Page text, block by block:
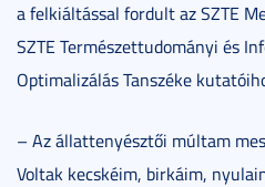
a felkiáltással fordult az SZTE
SZTE Természettudományi és
Optimalizálás Tanszéke
– Az állattenyésztői múltam
Voltak kecskéim, birkáim,